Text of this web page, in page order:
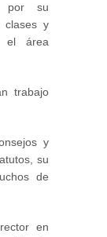
por su
clases y
el área
trabajo
y
su
de
en